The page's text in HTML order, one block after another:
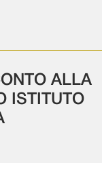
ALLA
ISTITUTO